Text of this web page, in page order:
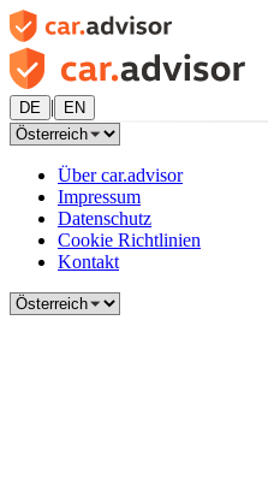
DE | EN
Über car.advisor
Impressum
Datenschutz
Cookie Richtlinien
Kontakt